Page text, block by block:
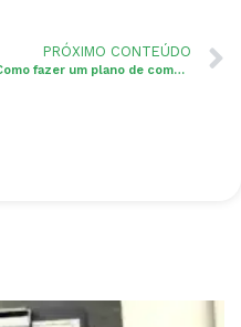
PRÓXIMO CONTEÚDO
Como fazer um plano de comunicação empresarial?